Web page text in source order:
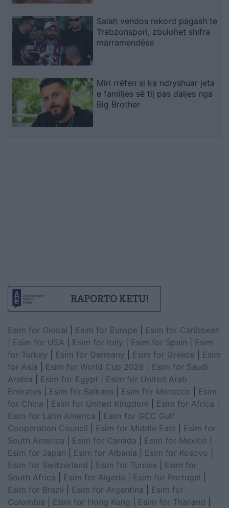
Salah vendos rekord pagash te
Trabzonspori, zbulohet shifra
marramendëse
Miri rrëfen si ka ndryshuar jeta
e familjes së tij pas daljes nga
Big Brother
Esim for Global Esim for Europe
Esim for Caribbean
Esim for USA Esim for Italy Esim for Spain
Esim
for Turkey
Esim for Germany Esim for Greece
Esim
for Asia
Esim for World Cup 2026
Esim for Saudi
Arabia
Esim for Egypt
Esim for United Arab
Emirates
Esim for Balkans Esim for Morocco
Esim
for China
Esim for United Kingdom Esim for Africa
Esim for Latin America
Esim for GCC Gulf
Cooperation Council
Esim for Middle East
Esim for
South America
Esim for Canada Esim for Mexico
Esim for Japan
Esim for Albania Esim for Kosovo
Esim for Switzerland
Esim for Tunisia
Esim for
South Africa
Esim for Algeria Esim for Portugal
Esim for Brazil
Esim for Argentina
Esim for
Colombia
Esim for Hong Kong Esim for Thailand